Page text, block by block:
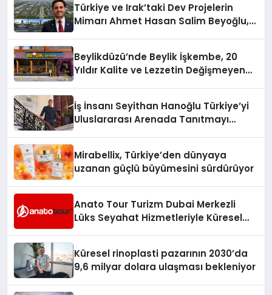
Türkiye ve Irak’taki Dev Projelerin
Mimarı Ahmet Hasan Salim Beyoğlu,
Hayata Geçirecek
Beylikdüzü’nde Beylik İşkembe, 20
Yıldır Kalite ve Lezzetin Değişmeyen
İş İnsanı Seyithan Hanoğlu Türkiye’yi
Uluslararası Arenada Tanıtmayı
Mirabellix, Türkiye’den dünyaya
uzanan güçlü büyümesini sürdürüyor
Anato Tour Turizm Dubai Merkezli
Lüks Seyahat Hizmetleriyle Küresel
Küresel rinoplasti pazarının 2030’da
9,6 milyar dolara ulaşması bekleniyor